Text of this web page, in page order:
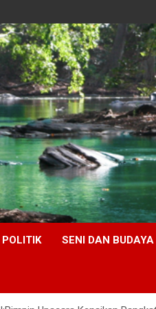
POLITIK SENI DAN BUDAYA